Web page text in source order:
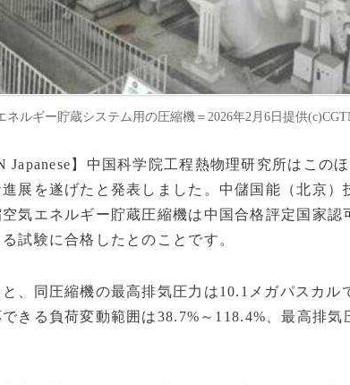
ルギー貯蔵システム用の圧縮機＝2026年2月6日提供
Japanese】中国科学院工程熱物理研究所はこの
展を遂げたと発表しました。中儲国能（北京
気エネルギー貯蔵圧縮機は中国合格評定国家
試験に合格したとのことです。
、同圧縮機の最高排気圧力は10.1メガパスカル
きる負荷変動範囲は38.7%～118.4%、最高排